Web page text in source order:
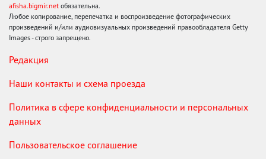
afisha.bigmir.net обязательна.
Любое копирование, перепечатка и воспроизведение фотографических
произведений и/или аудиовизуальных произведений правообладателя Getty
Images - строго запрещено.
Редакция
Наши контакты и схема проезда
Политика в сфере конфиденциальности и персональных
данных
Пользовательское соглашение